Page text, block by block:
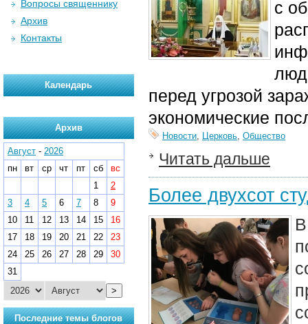
с
перед угрозой
экономические
Новости, Церковь, Общество
Читать дальше
Более двухсот
Вопросы священнику
Архив
Контакты
Календарь
Архив
Август - 2026
пн
вт ср чт пт сб
вс
1
2
3
4 5 6 7 8
9
10
11 12 13 14 15
16
17
18 19 20 21 22
23
24
25 26 27 28 29
30
31
>
Последние темы блогов